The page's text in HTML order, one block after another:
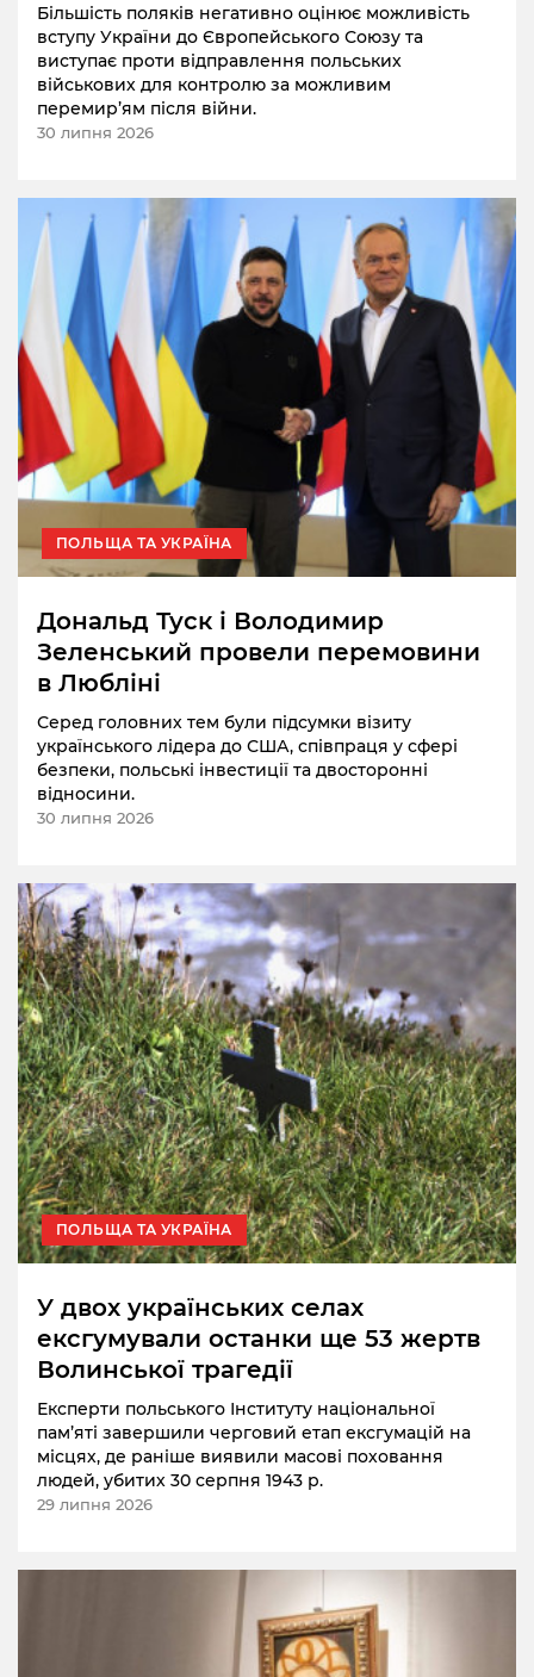
Більшість поляків негативно оцінює можливість
вступу України до Європейського Союзу та
виступає проти відправлення польських
військових для контролю за можливим
перемир’ям після війни.
30 липня 2026
ПОЛЬЩА ТА УКРАЇНА
Дональд Туск і Володимир
Зеленський провели перемовини
в Любліні
Серед головних тем були підсумки візиту
українського лідера до США, співпраця у сфері
безпеки, польські інвестиції та двосторонні
відносини.
30 липня 2026
ПОЛЬЩА ТА УКРАЇНА
У двох українських селах
ексгумували останки ще 53 жертв
Волинської трагедії
Експерти польського Інституту національної
пам’яті завершили черговий етап ексгумацій на
місцях, де раніше виявили масові поховання
людей, убитих 30 серпня 1943 р.
29 липня 2026